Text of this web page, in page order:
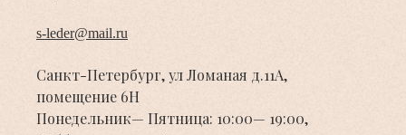
s-leder@mail.ru
Санкт-Петербург, ул Ломаная д.11А,
помещение 6Н
Понедельник— Пятница: 10:00— 19:00,